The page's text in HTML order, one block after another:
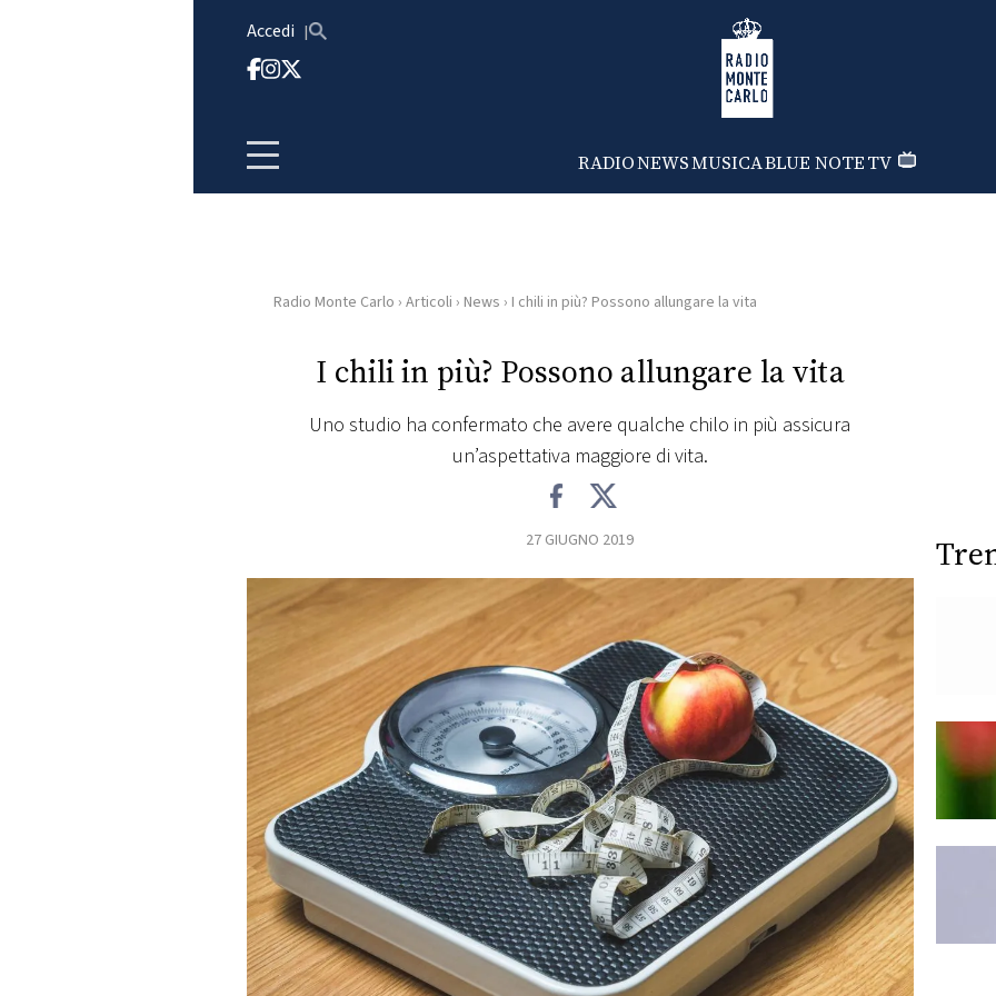
Accedi Radio Monte Carlo
RADIONEWSMUSICABLUE NOTETV
HOME
NEWS
FOTO
CONCORSI
EVENTI
VIDEO
TV
PRINCIPATO
Radio Monte Carlo › Articoli › News › I chili in più? Possono allungare la vita
I chili in più? Possono allungare la vita
Uno studio ha confermato che avere qualche chilo in più assicura
un’aspettativa maggiore di vita.
27 GIUGNO 2019